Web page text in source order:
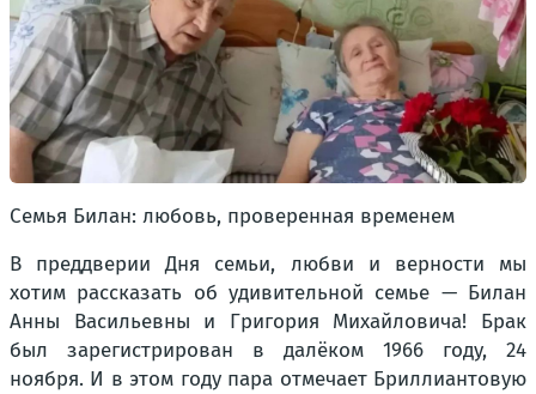
Семья Билан: любовь, проверенная временем
В преддверии Дня семьи, любви и верности мы
хотим рассказать об удивительной семье — Билан
Анны Васильевны и Григория Михайловича! Брак
был зарегистрирован в далёком 1966 году, 24
ноября. И в этом году пара отмечает Бриллиантовую